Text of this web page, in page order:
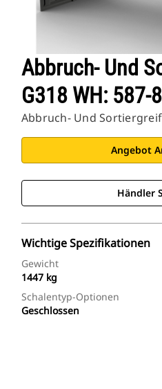
Abbruch- Und
G318 WH: 587-
Abbruch- Und
Angebot
Händler
Wichtige Spezifikationen
Gewicht
1447 kg
Schalentyp-Optionen
Geschlossen